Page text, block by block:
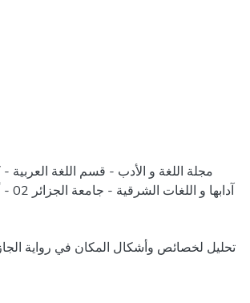
مجلة اللغة و الأدب - قسم اللغة العربية -
آدابها و اللغات الشرقية - جامعة الجزائر 02 - أبو القاسم سعدالله
تحليل لخصائص وأشكال المكان في رواية